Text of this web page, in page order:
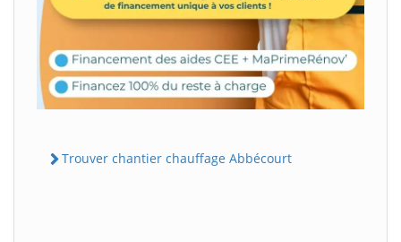
Trouver chantier chauffage Abbécourt